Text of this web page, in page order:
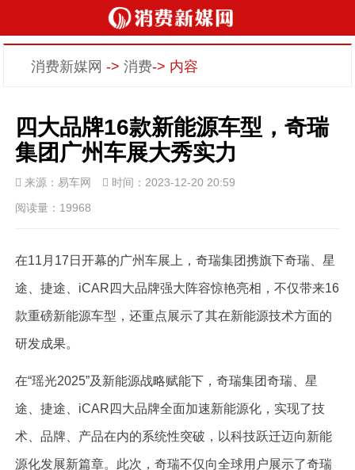
消费新媒网 ->消费-> 内容
四大品牌16款新能源车型，奇瑞
集团广州车展大秀实力
来源：易车网
时间：2023-12-20 20:59
阅读量：19968
在11月17日开幕的广州车展上，奇瑞集团携旗下奇瑞、星
途、捷途、iCAR四大品牌强大阵容惊艳亮相，不仅带来16
款重磅新能源车型，还重点展示了其在新能源技术方面的
研发成果。
在“瑶光2025”及新能源战略赋能下，奇瑞集团奇瑞、星
途、捷途、iCAR四大品牌全面加速新能源化，实现了技
术、品牌、产品在内的系统性突破，以科技跃迁迈向新能
源化发展新篇章。此次，奇瑞不仅向全球用户展示了奇瑞